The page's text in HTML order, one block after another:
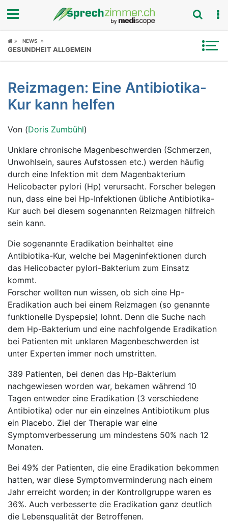
Fokus
Symptome
Ratgeber
Rubriken
NEWS
GESUNDHEIT ALLGEMEIN
Reizmagen: Eine Antibiotika-
Kur kann helfen
Von (Doris Zumbühl)
Unklare chronische Magenbeschwerden (Schmerzen,
Unwohlsein, saures Aufstossen etc.) werden häufig
durch eine Infektion mit dem Magenbakterium
Helicobacter pylori (Hp) verursacht. Forscher belegen
nun, dass eine bei Hp-Infektionen übliche Antibiotika-
Kur auch bei diesem sogenannten Reizmagen hilfreich
sein kann.
Die sogenannte Eradikation beinhaltet eine
Antibiotika-Kur, welche bei Mageninfektionen durch
das Helicobacter pylori-Bakterium zum Einsatz
kommt.
Forscher wollten nun wissen, ob sich eine Hp-
Eradikation auch bei einem Reizmagen (so genannte
funktionelle Dyspepsie) lohnt. Denn die Suche nach
dem Hp-Bakterium und eine nachfolgende Eradikation
bei Patienten mit unklaren Magenbeschwerden ist
unter Experten immer noch umstritten.
389 Patienten, bei denen das Hp-Bakterium
nachgewiesen worden war, bekamen während 10
Tagen entweder eine Eradikation (3 verschiedene
Antibiotika) oder nur ein einzelnes Antibiotikum plus
ein Placebo. Ziel der Therapie war eine
Symptomverbesserung um mindestens 50% nach 12
Monaten.
Bei 49% der Patienten, die eine Eradikation bekommen
hatten, war diese Symptomverminderung nach einem
Jahr erreicht worden; in der Kontrollgruppe waren es
36%. Auch verbesserte die Eradikation ganz deutlich
die Lebensqualität der Betroffenen.